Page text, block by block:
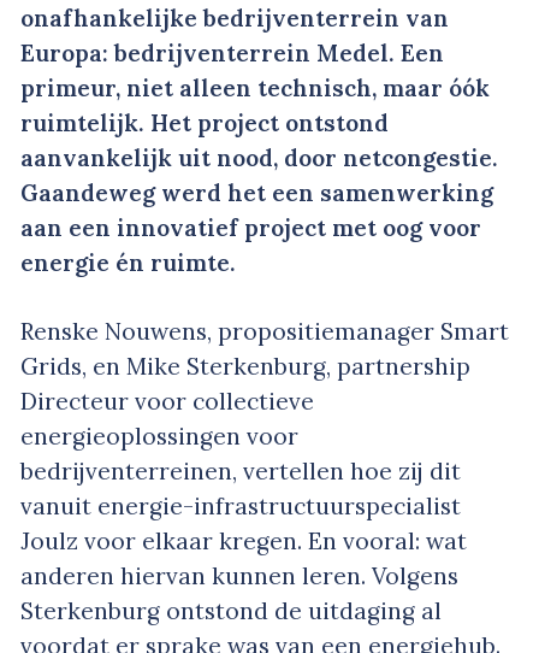
onafhankelijke bedrijventerrein van
Europa: bedrijventerrein Medel. Een
primeur, niet alleen technisch, maar óók
ruimtelijk. Het project ontstond
aanvankelijk uit nood, door netcongestie.
Gaandeweg werd het een samenwerking
aan een innovatief project met oog voor
energie én ruimte.
Renske Nouwens, propositiemanager Smart
Grids, en Mike Sterkenburg, partnership
Directeur voor collectieve
energieoplossingen voor
bedrijventerreinen, vertellen hoe zij dit
vanuit energie-infrastructuurspecialist
Joulz voor elkaar kregen. En vooral: wat
anderen hiervan kunnen leren. Volgens
Sterkenburg ontstond de uitdaging al
voordat er sprake was van een energiehub.